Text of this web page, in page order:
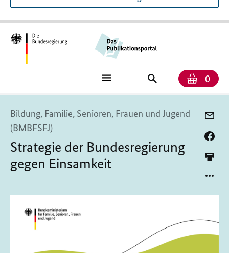
0
Bildung, Familie, Senioren, Frauen und Jugend
(BMBFSFJ)
Strategie der Bundesregierung
gegen Einsamkeit